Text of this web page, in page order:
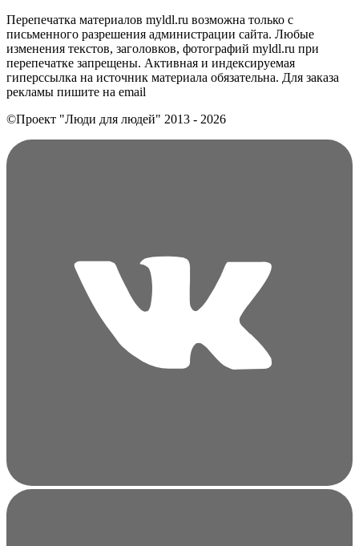
Перепечатка материалов myldl.ru возможна только с
письменного разрешения администрации сайта. Любые
изменения текстов, заголовков, фотографий myldl.ru при
перепечатке запрещены. Активная и индексируемая
гиперссылка на источник материала обязательна. Для заказа
рекламы пишите на еmail
©Проект "Люди для людей" 2013 - 2026